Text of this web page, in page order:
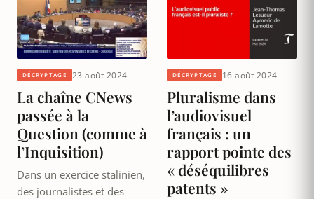
DÉCRYPTAGE 23 août 2024
La chaîne CNews
passée à la
Question (comme à
l’Inquisition)
Dans un exercice stalinien,
des journalistes et des
DÉCRYPTAGE 16 août 2024
Pluralisme dans
l’audiovisuel
français : un
rapport pointe des
« déséquilibres
patents »